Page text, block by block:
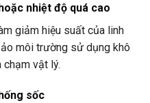
nhiệt độ quá cao
giảm hiệu suất của linh
môi trường sử dụng khô
chạm vật lý.
sốc